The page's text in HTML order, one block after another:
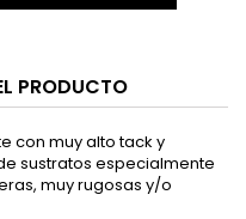
PRODUCTO
con muy alto tack y
sustratos especialmente
muy rugosas y/o